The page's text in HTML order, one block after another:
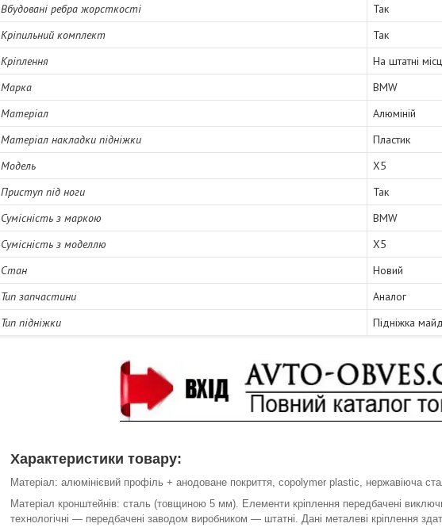
Вбудовані ребра жорсткості
Так
Кріпильний комплект
Так
Кріплення
На штатні
Марка
BMW
Матеріал
Алюміній
Матеріал накладки підніжки
Пластик
Модель
X5
Приступ під ноги
Так
Сумісність з маркою
BMW
Сумісність з моделлю
X5
Стан
Новий
Тип запчастини
Аналог
Тип підніжки
Підніжка
Характеристики товару:
Матеріал: алюмінієвий профіль + анодоване покриття, copolymer plastic, нержавіюча
Матеріал кронштейнів: сталь (товщиною 5 мм). Елементи кріплення передбачені
технологічні ― передбачені заводом виробником ― штатні. Дані металеві кріплення